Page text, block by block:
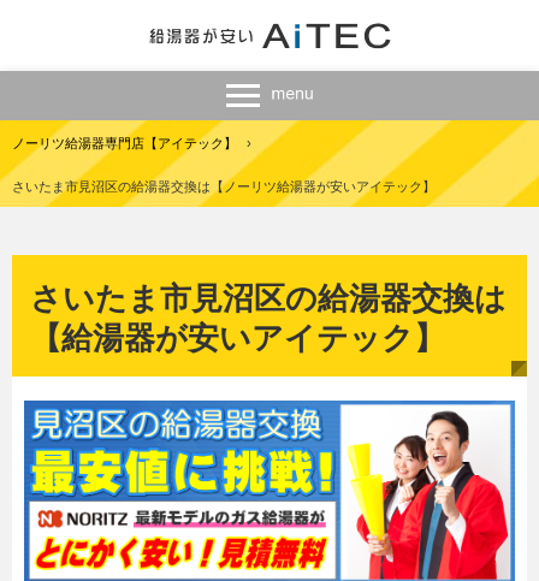
ノーリツ給湯器専門店【アイテック】 ›
さいたま市見沼区の給湯器交換は【ノーリツ給湯器が安いアイテック】
さいたま市見沼区の給湯器交換は
【給湯器が安いアイテック】